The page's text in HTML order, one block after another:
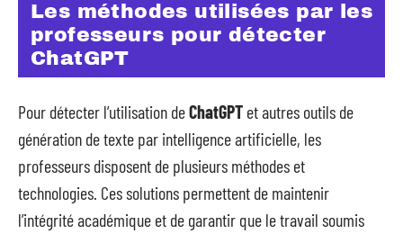
Les méthodes utilisées par les
professeurs pour détecter
ChatGPT
Pour détecter l’utilisation deChatGPT et autres outils de
génération de texte par intelligence artificielle, les
professeurs disposent de plusieurs méthodes et
technologies. Ces solutions permettent de maintenir
l’intégrité académique et de garantir que le travail soumis